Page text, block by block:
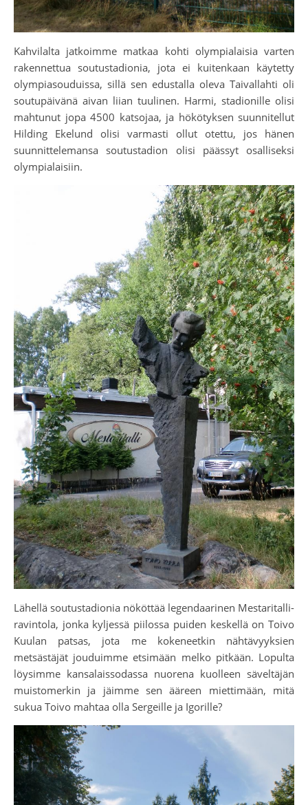
Kahvilalta jatkoimme matkaa kohti olympialaisia varten
rakennettua soutustadionia, jota ei kuitenkaan käytetty
olympiasouduissa, sillä sen edustalla oleva Taivallahti oli
soutupäivänä aivan liian tuulinen. Harmi, stadionille olisi
mahtunut jopa 4500 katsojaa, ja hökötyksen suunnitellut
Hilding Ekelund olisi varmasti ollut otettu, jos hänen
suunnittelemansa soutustadion olisi päässyt osalliseksi
olympialaisiin.
Lähellä soutustadionia nököttää legendaarinen Mestaritalli-
ravintola, jonka kyljessä piilossa puiden keskellä on Toivo
Kuulan patsas, jota me kokeneetkin nähtävyyksien
metsästäjät jouduimme etsimään melko pitkään. Lopulta
löysimme kansalaissodassa nuorena kuolleen säveltäjän
muistomerkin ja jäimme sen ääreen miettimään, mitä
sukua Toivo mahtaa olla Sergeille ja Igorille?